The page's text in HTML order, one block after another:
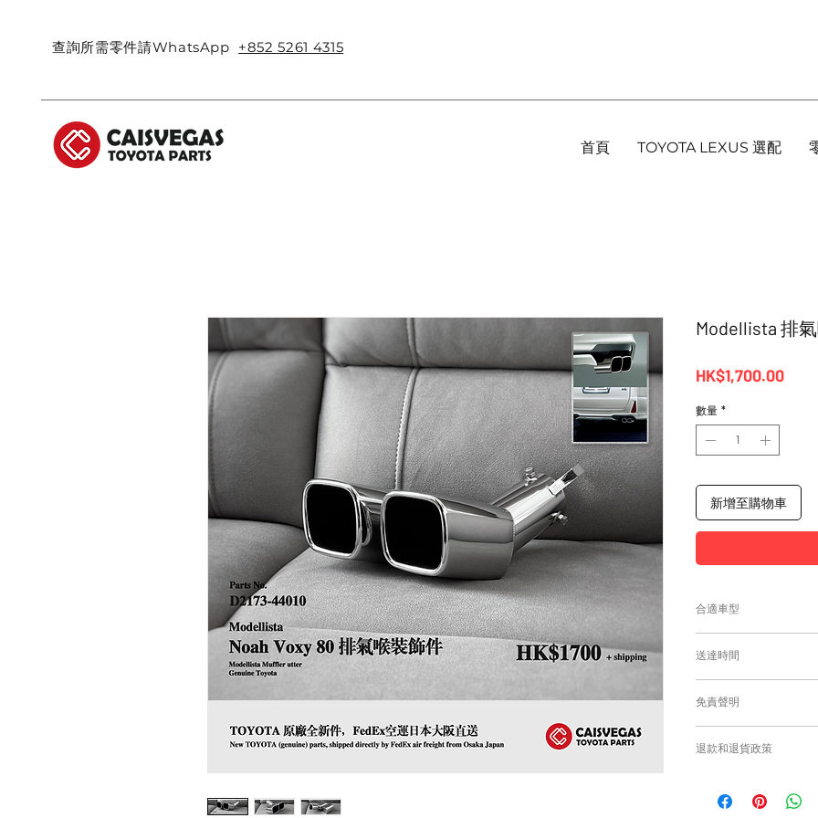
查詢所需零件請WhatsApp +852 5261 4315
首頁 TOYOTA LEXUS 選配
Modellista 排
HK$1,700.00價
數量 *
新增至購物車
合適車型
送達時間
零件均從車廠或供應
需時感謝您的耐心等
免責聲明
或退貨/換貨。付款前
錯誤訂購的零件，
根據零件的庫存
退款和退貨政策